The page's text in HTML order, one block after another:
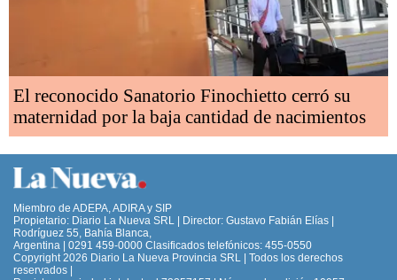
El reconocido Sanatorio Finochietto cerró su
maternidad por la baja cantidad de nacimientos
Miembro de ADEPA, ADIRA y SIP
Propietario: Diario La Nueva SRL | Director: Gustavo Fabián Elías |
Rodríguez 55, Bahía Blanca,
Argentina | 0291 459-0000 Clasificados telefónicos: 455-0550
Copyright 2026 Diario La Nueva Provincia SRL | Todos los derechos
reservados |